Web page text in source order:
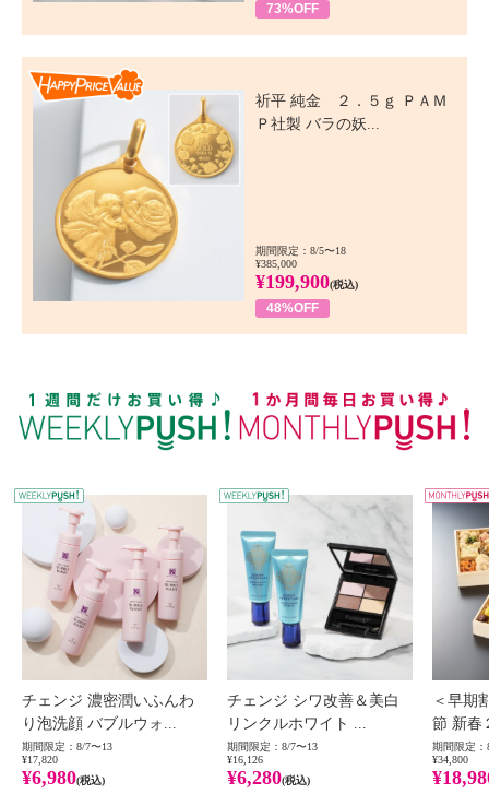
73%OFF
祈平 純金 ２．５ｇ ＰＡＭ
Ｐ社製 バラの妖...
期間限定：8/5〜18
¥385,000
¥199,900(税込)
48%OFF
WEEKLY PUSH
チェンジ 濃密潤いふんわ
り泡洗顔 バブルウォ...
期間限定：8/7〜13
¥17,820
¥6,980(税込)
チェンジ シワ改善＆美白
リンクルホワイト ...
期間限定：8/7〜13
¥16,126
¥6,280(税込)
＜早期
節 新春
期間限定：
¥34,800